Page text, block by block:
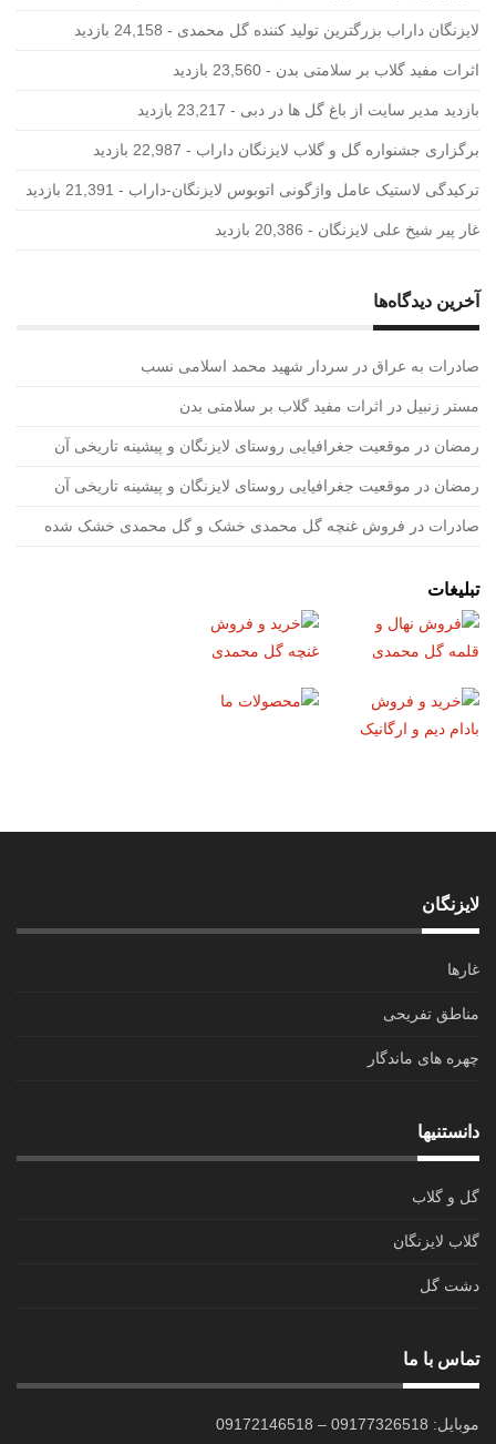
لایزنگان داراب بزرگترین تولید کننده گل محمدی - 24,158 بازدید
اثرات مفید گلاب بر سلامتی بدن - 23,560 بازدید
بازدید مدیر سایت از باغ گل ها در دبی - 23,217 بازدید
برگزاری جشنواره گل و گلاب لایزنگان داراب - 22,987 بازدید
ترکیدگی لاستیک عامل واژگونی اتوبوس لایزنگان-داراب - 21,391 بازدید
غار پیر شیخ علی لایزنگان - 20,386 بازدید
آخرین دیدگاه‌ها
صادرات به عراق در سردار شهید محمد اسلامی نسب
مستر زنبیل در اثرات مفید گلاب بر سلامتی بدن
رمضان در موقعیت جغرافیایی روستای لایزنگان و پیشینه تاریخی آن
رمضان در موقعیت جغرافیایی روستای لایزنگان و پیشینه تاریخی آن
صادرات در فروش غنچه گل محمدی خشک و گل محمدی خشک شده
تبلیغات
لایزنگان
غارها
مناطق تفریحی
چهره های ماندگار
دانستنیها
گل و گلاب
گلاب لایزنگان
دشت گل
تماس با ما
موبایل: 09177326518 – 09172146518